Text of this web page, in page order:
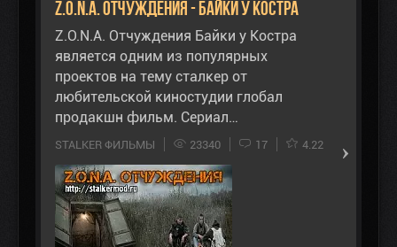
Z.O.N.A. Отчуждения - Байки у Костра
Z.O.N.A. Отчуждения Байки у Костра
является одним из популярных
проектов на тему сталкер от
любительской киностудии глобал
продакшн фильм. Сериал…
STALKER ФИЛЬМЫ 23340 17 4.22